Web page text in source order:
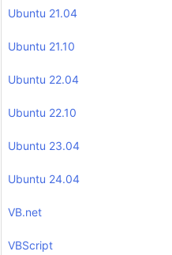
Ubuntu 21.04
Ubuntu 21.10
Ubuntu 22.04
Ubuntu 22.10
Ubuntu 23.04
Ubuntu 24.04
VB.net
VBScript